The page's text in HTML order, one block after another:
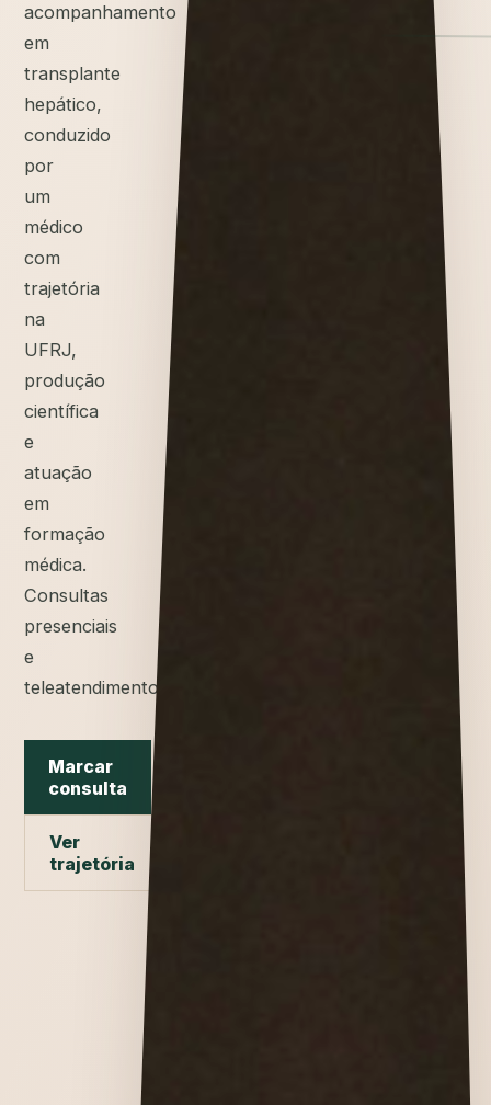
acompanhamento
em
transplante
hepático,
conduzido
por
um
médico
com
trajetória
na
UFRJ,
produção
científica
e
atuação
em
formação
médica.
Consultas
presenciais
e
teleatendimento.
Marcar
consulta
Ver
trajetória